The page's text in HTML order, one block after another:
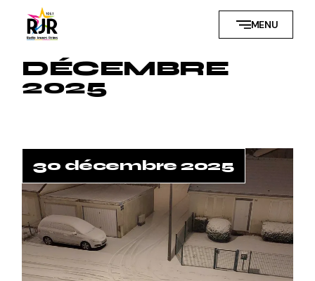
content
MENU
DÉCEMBRE
2025
30 décembre 2025